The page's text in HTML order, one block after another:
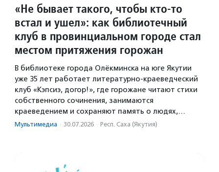
«Не бывает такого, чтобы кто-то
встал и ушел»: как библиотечный
клуб в провинциальном городе стал
местом притяжения горожан
В библиотеке города Олёкминска на юге Якутии
уже 35 лет работает литературно-краеведческий
клуб «Кэпсиэ, догор!», где горожане читают стихи
собственного сочинения, занимаются
краеведением и сохраняют память о людях,…
Мультимедиа · 30.07.2026 · Респ. Саха (Якутия)